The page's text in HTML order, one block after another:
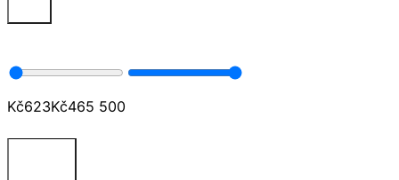
Kč623Kč465 500